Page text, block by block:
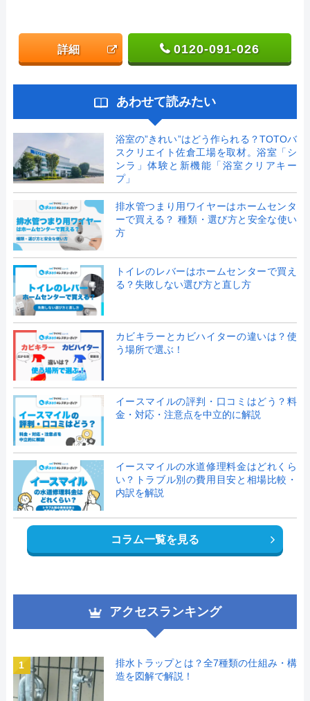
詳細 0120-091-026
あわせて読みたい
浴室の”きれい”はどう作られる？TOTOバ
スクリエイト佐倉工場を取材。浴室「シ
ンラ」体験と新機能「浴室クリアキー
プ」
排水管つまり用ワイヤーはホームセンタ
ーで買える？ 種類・選び方と安全な使い
方
トイレのレバーはホームセンターで買え
る？失敗しない選び方と直し方
カビキラーとカビハイターの違いは？使
う場所で選ぶ！
イースマイルの評判・口コミはどう？料
金・対応・注意点を中立的に解説
イースマイルの水道修理料金はどれくら
い？トラブル別の費用目安と相場比較・
内訳を解説
コラム一覧を見る
アクセスランキング
1
排水トラップとは？全7種類の仕組み・構
造を図解で解説！